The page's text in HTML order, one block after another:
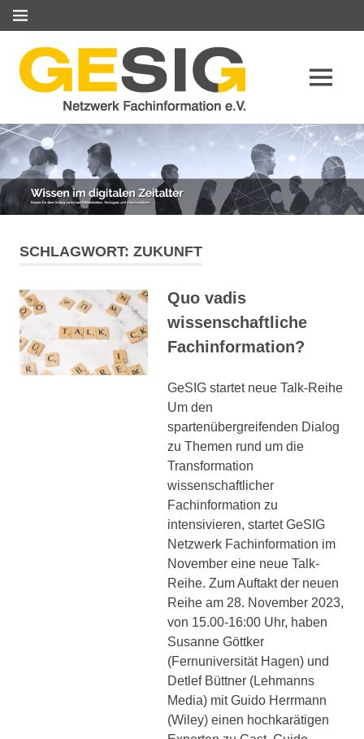
Zum
Inhalt
springen
MENÜ
MENÜ
SCHLAGWORT: ZUKUNFT
Quo vadis
wissenschaftliche
Fachinformation?
GeSIG startet neue Talk-Reihe
Um den
spartenübergreifenden Dialog
zu Themen rund um die
Transformation
wissenschaftlicher
Fachinformation zu
intensivieren, startet GeSIG
Netzwerk Fachinformation im
November eine neue Talk-
Reihe. Zum Auftakt der neuen
Reihe am 28. November 2023,
von 15.00-16:00 Uhr, haben
Susanne Göttker
(Fernuniversität Hagen) und
Detlef Büttner (Lehmanns
Media) mit Guido Herrmann
(Wiley) einen hochkarätigen